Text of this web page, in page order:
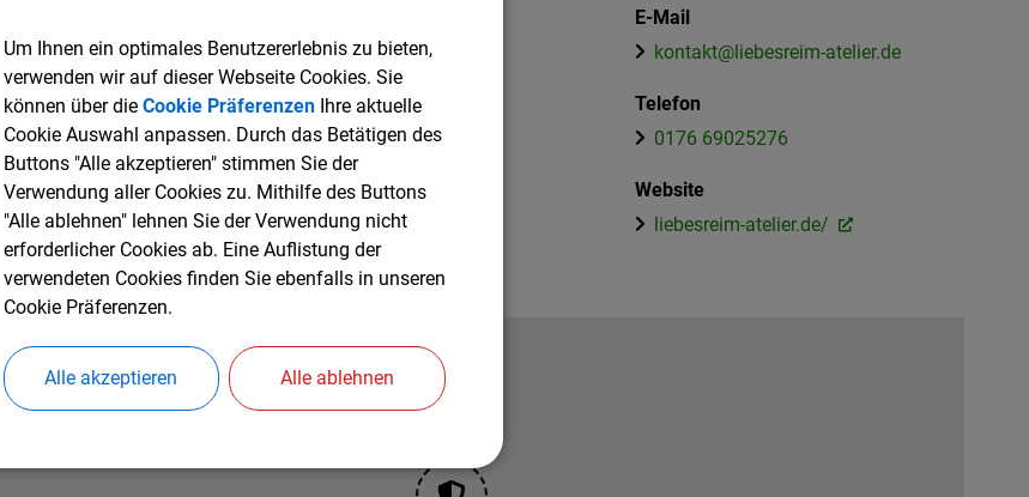
E-Mail
kontakt@liebesreim-atelier.de
Telefon
0176 69025276
Website
liebesreim-atelier.de/
Um Ihnen ein optimales Benutzererlebnis zu bieten,
verwenden wir auf dieser Webseite Cookies. Sie
können über die Cookie PräferenzenIhre aktuelle
Cookie Auswahl anpassen. Durch das Betätigen des
Buttons "Alle akzeptieren" stimmen Sie der
Verwendung aller Cookies zu. Mithilfe des Buttons
"Alle ablehnen" lehnen Sie der Verwendung nicht
erforderlicher Cookies ab. Eine Auflistung der
verwendeten Cookies finden Sie ebenfalls in unseren
Cookie Präferenzen.
Alle akzeptieren Alle ablehnen